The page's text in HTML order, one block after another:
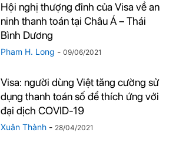
Hội nghị thượng đỉnh của Visa về an
ninh thanh toán tại Châu Á – Thái
Bình Dương
Pham H. Long - 09/06/2021
Visa: người dùng Việt tăng cường sử
dụng thanh toán số để thích ứng với
đại dịch COVID-19
Xuân Thành - 28/04/2021